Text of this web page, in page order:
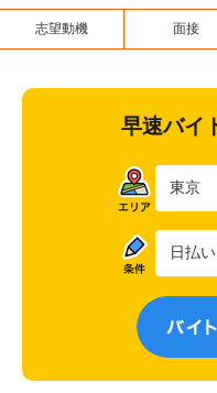
志望動機 面接
早速バイ